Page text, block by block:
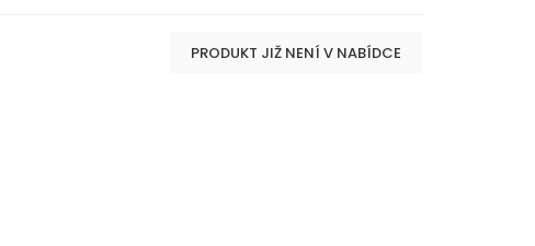
PRODUKT JIŽ NENÍ V NABÍDCE